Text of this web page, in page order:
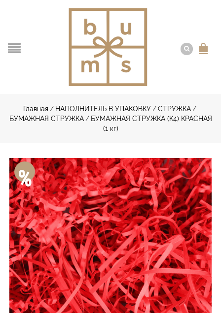
Главная / НАПОЛНИТЕЛЬ В УПАКОВКУ /СТРУЖКА /
БУМАЖНАЯ СТРУЖКА / БУМАЖНАЯ СТРУЖКА (К4) КРАСНАЯ
(1 кг)
%